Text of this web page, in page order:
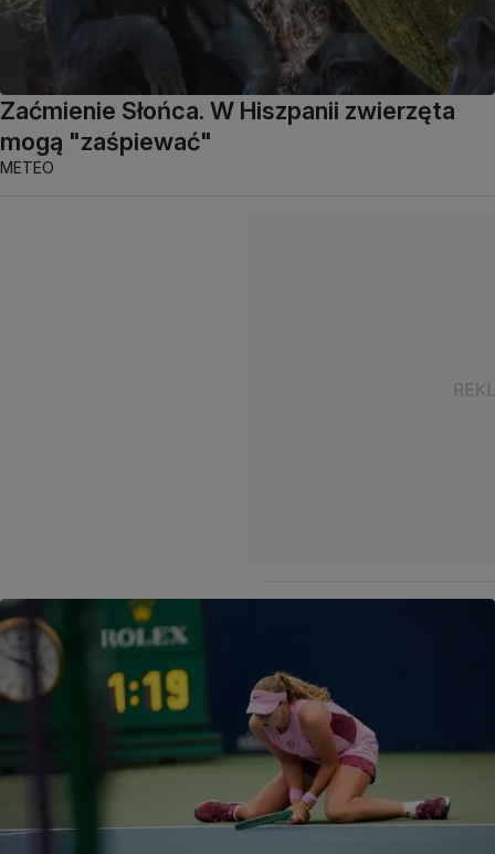
Zaćmienie Słońca. W Hiszpanii zwierzęta
mogą "zaśpiewać"
METEO